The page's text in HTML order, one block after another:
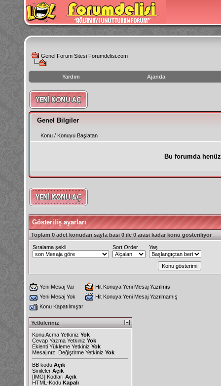
Genel Forum Sitesi Forumdelisi.com
Yardım Ajanda
instagram
izlenme
hilesi
Genel Bilgiler
Konu / Konuyu Başlatan
Bu forumda
Gösteriliş ayarları
Toplam 0 adet konudan sayfa basi 0 ile 0 arasi kadar konu gösteriliyor
Sıralama şekli Sort Order Yaş
Yeni Mesaj Var
Hit Konuya Yeni Mesaj Yazılmış
Yeni Mesaj Yok
Hit Konuya Yeni Mesaj Yazılmamış
Konu Kapatılmıştır
Yetkileriniz
Konu Acma Yetkiniz Yok
Cevap Yazma Yetkiniz Yok
Eklenti Yükleme Yetkiniz Yok
Mesajınızı Değiştirme Yetkiniz Yok
BB kodu Açık
Smileler Açık
[IMG] Kodları Açık
HTML-Kodu Kapalı